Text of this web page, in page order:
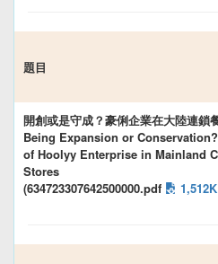
題目
開創或是守成？豪俐企業在大陸連鎖
Being Expansion or
of Hoolyy Enterprise in Mainland
Stores
(634723307642500000.pdf